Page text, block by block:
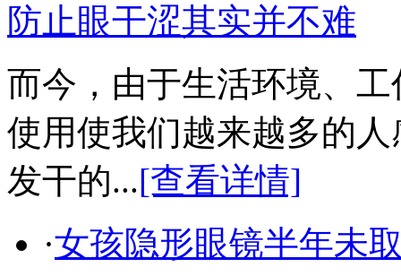
防止眼干涩其实并不难
而今，由于生活环境、
使用使我们越来越多的
发干的...[查看详情]
·女孩隐形眼镜半年未